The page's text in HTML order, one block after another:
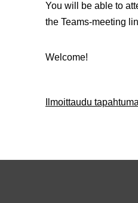
You will be able to
the Teams-meeting
Welcome!
Ilmoittaudu